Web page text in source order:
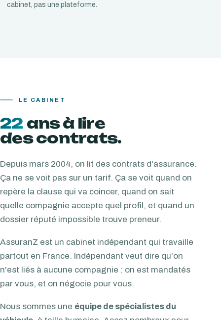
cabinet, pas une plateforme.
LE CABINET
22 ans à lire
des contrats.
Depuis mars 2004, on lit des contrats d'assurance.
Ça ne se voit pas sur un tarif. Ça se voit quand on
repère la clause qui va coincer, quand on sait
quelle compagnie accepte quel profil, et quand un
dossier réputé impossible trouve preneur.
AssuranZ est un cabinet indépendant qui travaille
partout en France. Indépendant veut dire qu'on
n'est liés à aucune compagnie : on est mandatés
par vous, et on négocie pour vous.
Nous sommes une équipe de spécialistes du